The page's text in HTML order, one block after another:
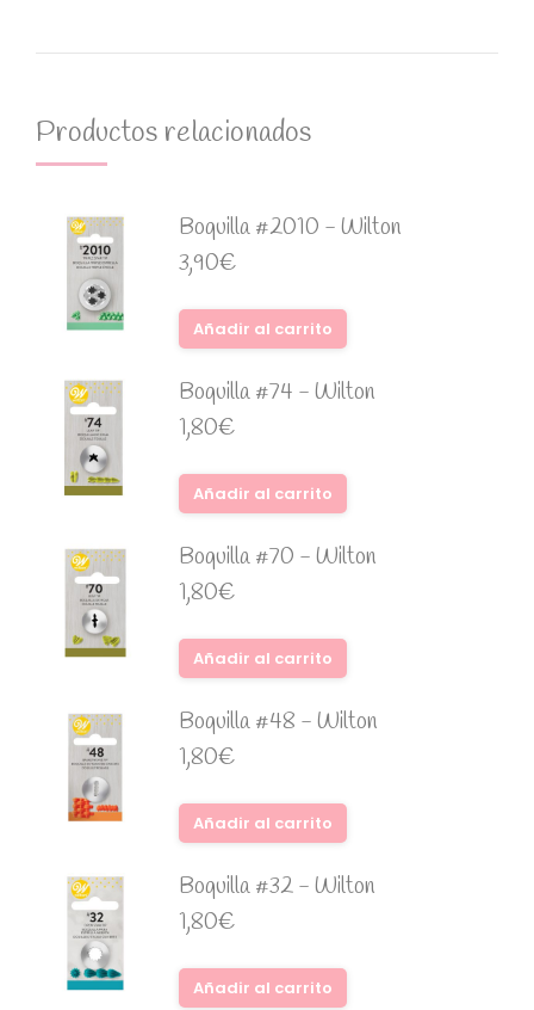
Productos relacionados
Boquilla #2010 - Wilton
3,90€
Añadir al carrito
Boquilla #74 - Wilton
1,80€
Añadir al carrito
Boquilla #70 - Wilton
1,80€
Añadir al carrito
Boquilla #48 - Wilton
1,80€
Añadir al carrito
Boquilla #32 - Wilton
1,80€
Añadir al carrito